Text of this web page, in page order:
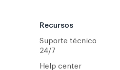
Recursos
Suporte técnico
24/7
Help center